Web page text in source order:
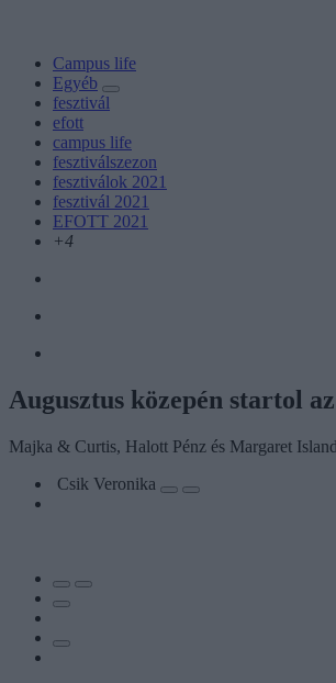
Campus life
Egyéb
fesztivál
efott
campus life
fesztiválszezon
fesztiválok 2021
fesztivál 2021
EFOTT 2021
+4
Augusztus közepén startol
Majka & Curtis, Halott Pénz és Margaret
Csik Veronika